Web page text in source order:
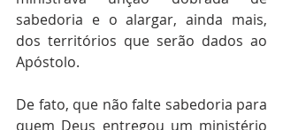
sabedoria e o alargar, ainda mais,
dos territórios que serão dados ao
Apóstolo.
De fato, que não falte sabedoria para
quem Deus entregou um ministério